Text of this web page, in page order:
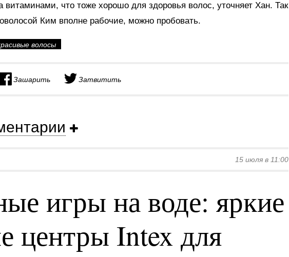
витаминами, что тоже хорошо для здоровья волос, уточняет Хан. Так
Ким вполне рабочие, можно пробовать.
волосы
Зашарить Затвитить
15 июля в 11:00
игры на воде: яркие
центры Intex для